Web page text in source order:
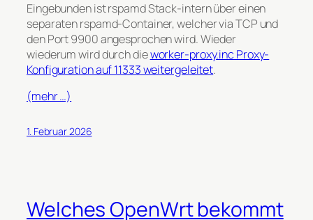
Eingebunden ist rspamd Stack-intern über einen
separaten rspamd-Container, welcher via TCP und
den Port 9900 angesprochen wird. Wieder
wiederum wird durch dieworker-proxy.inc Proxy-
Konfiguration auf 11333 weitergeleitet.
(mehr …)
1. Februar 2026
Welches OpenWrt bekommt